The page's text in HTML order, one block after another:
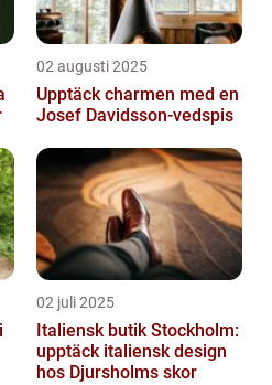
02 augusti 2025
Upptäck charmen med en
Josef Davidsson-vedspis
02 juli 2025
Italiensk butik Stockholm:
upptäck italiensk design
hos Djursholms skor